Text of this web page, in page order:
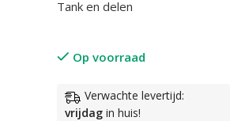
Tank en delen
Op voorraad
Verwachte levertijd:
vrijdag in huis!